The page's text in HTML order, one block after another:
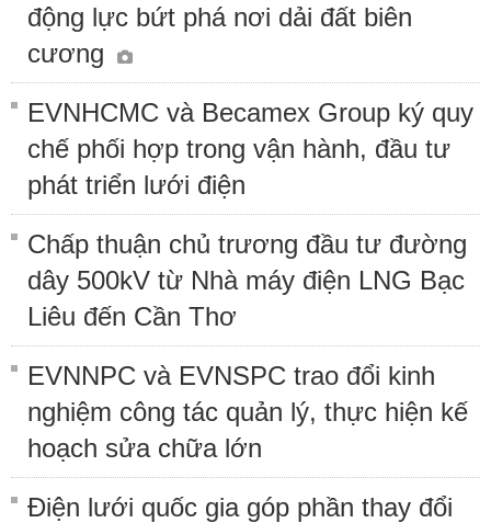
động lực bứt phá nơi dải đất biên
cương
EVNHCMC và Becamex Group ký quy
chế phối hợp trong vận hành, đầu tư
phát triển lưới điện
Chấp thuận chủ trương đầu tư đường
dây 500kV từ Nhà máy điện LNG Bạc
Liêu đến Cần Thơ
EVNNPC và EVNSPC trao đổi kinh
nghiệm công tác quản lý, thực hiện kế
hoạch sửa chữa lớn
Điện lưới quốc gia góp phần thay đổi